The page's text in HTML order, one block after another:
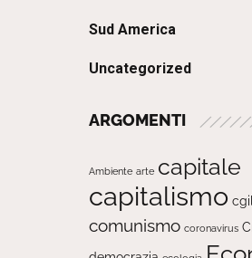
Sud America
Uncategorized
ARGOMENTI
Ambiente arte capitale
capitalismo cgil
comunismo coronavirus